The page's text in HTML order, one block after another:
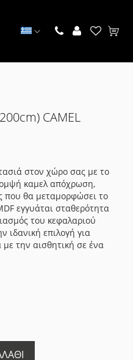
Γλώσσα
CAMEL
στον χώρο σας με το
καμελ απόχρωση,
που θα μεταμορφώσει το
εγγυάται σταθερότητα
του κεφαλαριού
ιδανική επιλογή για
την αισθητική σε ένα